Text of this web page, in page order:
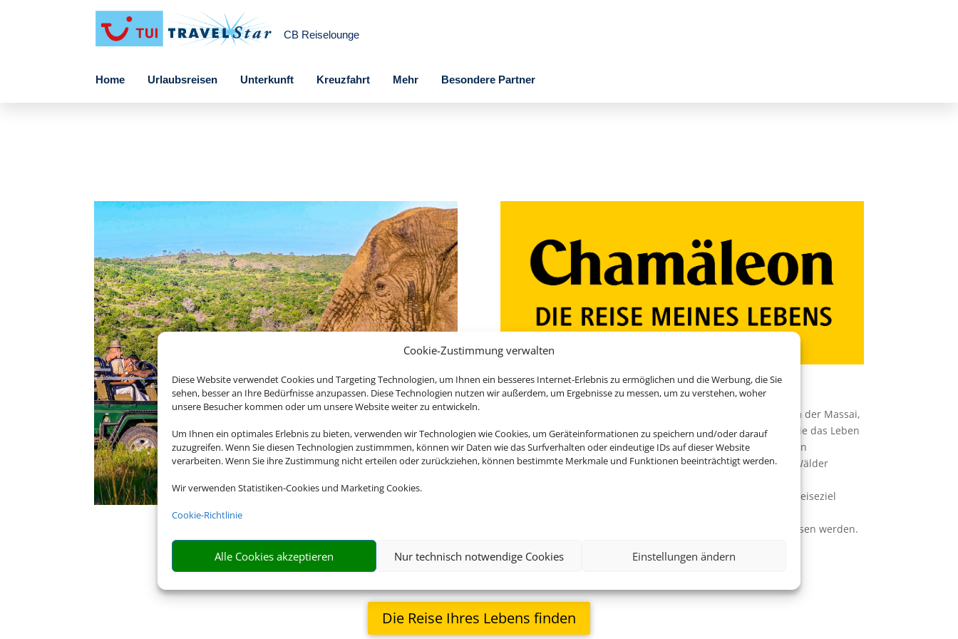
Cookie-Zustimmung verwalten
Diese Website verwendet Cookies und Targeting Technologien, um Ihnen ein besseres Internet-Erlebnis zu ermöglichen und die Werbung, die Sie
sehen, besser an Ihre Bedürfnisse anzupassen. Diese Technologien nutzen wir außerdem, um Ergebnisse zu messen, um zu verstehen, woher
unsere Besucher kommen oder um unsere Website weiter zu entwickeln.
Um Ihnen ein optimales Erlebnis zu bieten, verwenden wir Technologien wie Cookies, um Geräteinformationen zu speichern und/oder darauf
zuzugreifen. Wenn Sie diesen Technologien zustimmmen, können wir Daten wie das Surfverhalten oder eindeutige IDs auf dieser Website
verarbeiten. Wenn Sie ihre Zustimmung nicht erteilen oder zurückziehen, können bestimmte Merkmale und Funktionen beeinträchtigt werden.
Wir verwenden Statistiken-Cookies und Marketing Cookies.
Cookie-Richtlinie
Alle Cookies akzeptieren Nur technisch notwendige Cookies Einstellungen ändern
CB Reiselounge
Home Urlaubsreisen Unterkunft Kreuzfahrt Mehr Besondere Partner
Kleine Gruppen, große Erlebnisse!
Wandern Sie durch die afrikanische Savanne zu einem Stamm der Massai,
besuchen Sie die lebhaften Märkte Südostasiens und lernen Sie das Leben
der Einheimischen hautnah kennen oder entdecken Sie mit den
Ureinwohnern Nordamerikas die Schönheit der unendlichen Wälder
Mit Chamäleon reisen Sie in kleinen Gruppen und lernen Ihr Reiseziel
Einheimischen und sammeln Erinnerungen, die Sie nie vergessen werden.
Werden Sie noch heute zum Chamäleon!
Die Reise Ihres Lebens finden